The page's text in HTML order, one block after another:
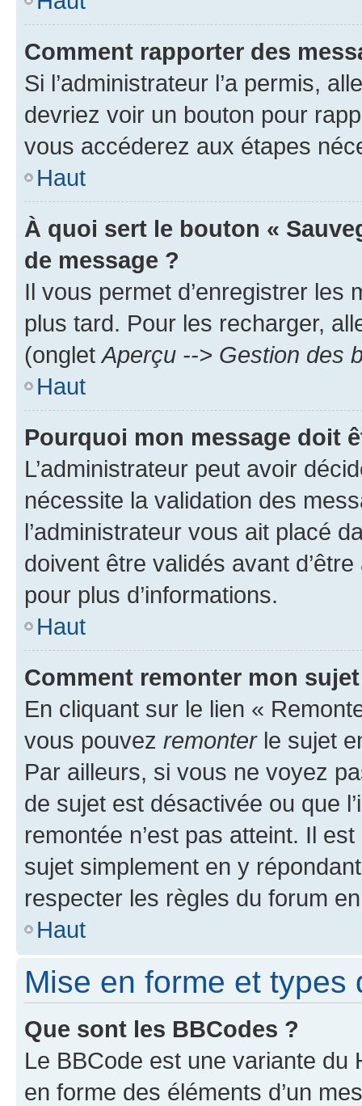
Comment rapporter des
Si l’administrateur l’a permis,
devriez voir un bouton pour
vous accéderez aux étapes
Haut
À quoi sert le bouton «
de message ?
Il vous permet d’enregistrer
plus tard. Pour les recharger,
(ongletAperçu --> Gestion des
Haut
Pourquoi mon message doit
L’administrateur peut avoir
nécessite la validation des
l’administrateur vous ait placé
doivent être validés avant
pour plus d’informations.
Haut
Comment remonter mon
En cliquant sur le lien «
vous pouvez remonterle sujet
Par ailleurs, si vous ne voyez
de sujet est désactivée ou que
remontée n’est pas atteint. Il
sujet simplement en y
respecter les règles du forum
Haut
Mise en forme et types
Que sont les BBCodes ?
Le BBCode est une variante du
en forme des éléments d’un